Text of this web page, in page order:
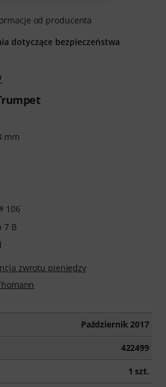
mm
106
7 B
zwrotu pieniędzy
Październik 2017
422499
1 szt.
od producenta
dotyczące bezpieczeństwa